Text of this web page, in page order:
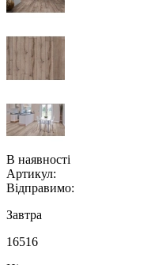
В наявності
Артикул:
Відправимо:
Завтра
16516